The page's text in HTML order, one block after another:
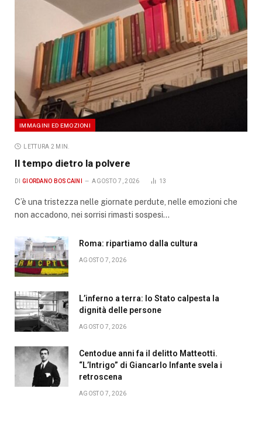
IMMAGINI ED EMOZIONI
LETTURA 2 MIN.
Il tempo dietro la polvere
DI GIORDANO BOSCAINI AGOSTO 7, 2026 13
C’è una tristezza nelle giornate perdute, nelle emozioni che
non accadono, nei sorrisi rimasti sospesi…
Roma: ripartiamo dalla cultura
AGOSTO 7, 2026
L’inferno a terra: lo Stato calpesta la
dignità delle persone
AGOSTO 7, 2026
Centodue anni fa il delitto Matteotti.
“L’Intrigo” di Giancarlo Infante svela i
retroscena
AGOSTO 7, 2026